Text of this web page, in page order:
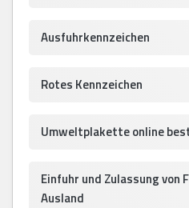
Ausfuhrkennzeichen
Rotes Kennzeichen
Umweltplakette online
Einfuhr und Zulassung von
Ausland